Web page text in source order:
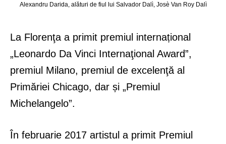
Alexandru Darida, alături de fiul lui Salvador Dalì, Josè Van Roy Dalì
La Florenţa a primit premiul internațional
„Leonardo Da Vinci Internaţional Award”,
premiul Milano, premiul de excelenţă al
Primăriei Chicago, dar și „Premiul
Michelangelo”.
În februarie 2017 artistul a primit Premiul